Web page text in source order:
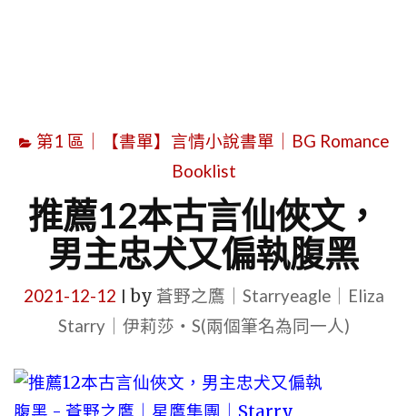
第1 區｜【書單】言情小說書單｜BG Romance
Booklist
推薦12本古言仙俠文，
男主忠犬又偏執腹黑
2021-12-12 by 蒼野之鷹｜Starryeagle｜Eliza
Starry｜伊莉莎・S(兩個筆名為同一人)